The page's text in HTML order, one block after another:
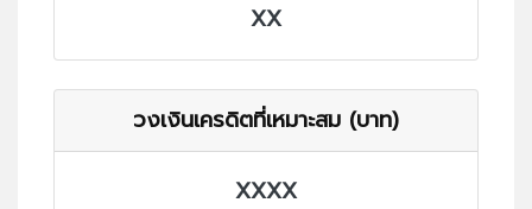
XX
วงเงินเครดิตที่เหมาะสม (บาท)
XXXX